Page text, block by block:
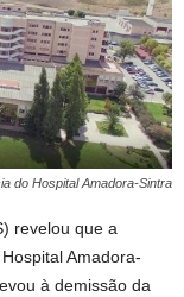
do Hospital Amadora-Sintra
revelou que a
Amadora-
à demissão da